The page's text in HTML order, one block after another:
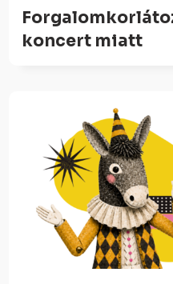
koncert miatt